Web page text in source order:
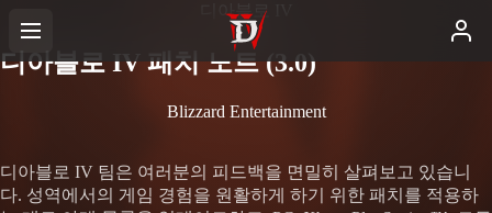
디아블로 IV
디아블로 IV 패치 노트 (3.0)
Blizzard Entertainment
디아블로 IV 팀은 여러분의 피드백을 면밀히 살펴보고 있습니
다. 성역에서의 게임 경험을 원활하게 하기 위한 패치를 적용하